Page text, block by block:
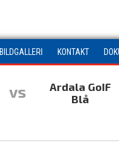
BILDGALLERI KONTAKT
vs
Ardala GoIF
Blå